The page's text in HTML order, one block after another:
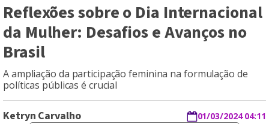
Reflexões sobre o Dia Internacional
da Mulher: Desafios e Avanços no
Brasil
A ampliação da participação feminina na formulação de
políticas públicas é crucial
Ketryn Carvalho 01/03/2024 04:11